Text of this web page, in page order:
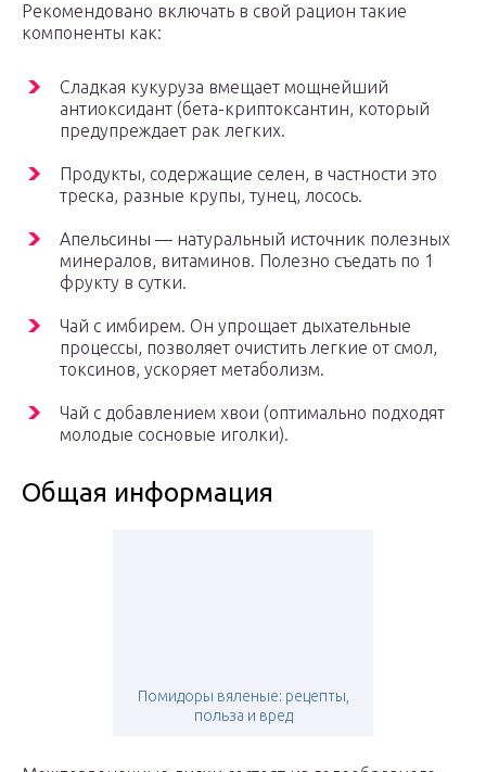
Рекомендовано включать в свой рацион такие
компоненты как:
Сладкая кукуруза вмещает мощнейший
антиоксидант (бета-криптоксантин, который
предупреждает рак легких.
Продукты, содержащие селен, в частности это
треска, разные крупы, тунец, лосось.
Апельсины — натуральный источник полезных
минералов, витаминов. Полезно съедать по 1
фрукту в сутки.
Чай с имбирем. Он упрощает дыхательные
процессы, позволяет очистить легкие от смол,
токсинов, ускоряет метаболизм.
Чай с добавлением хвои (оптимально подходят
молодые сосновые иголки).
Общая информация
Помидоры вяленые: рецепты,
польза и вред